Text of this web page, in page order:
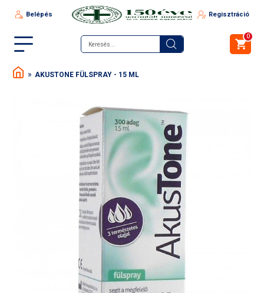
Belépés Regisztráció
0
AKUSTONE FÜLSPRAY - 15 ML